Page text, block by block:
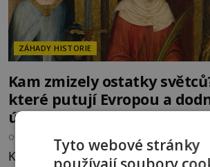
ZÁHADY HISTORIE
Kam zmizely ostatky
které putují Evropou a
úžas
OD
Kosti, zuby, pramen vlasů nebo
Tyto webové stránky